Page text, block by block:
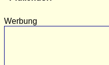
Werbung